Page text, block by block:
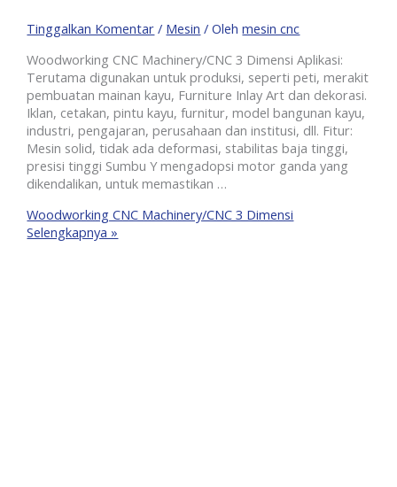
Tinggalkan Komentar / Mesin / Olehmesin cnc
Woodworking CNC Machinery/CNC 3 Dimensi Aplikasi:
Terutama digunakan untuk produksi, seperti peti, merakit
pembuatan mainan kayu, Furniture Inlay Art dan dekorasi.
Iklan, cetakan, pintu kayu, furnitur, model bangunan kayu,
industri, pengajaran, perusahaan dan institusi, dll. Fitur:
Mesin solid, tidak ada deformasi, stabilitas baja tinggi,
presisi tinggi Sumbu Y mengadopsi motor ganda yang
dikendalikan, untuk memastikan …
Woodworking CNC Machinery/CNC 3 Dimensi
Selengkapnya »